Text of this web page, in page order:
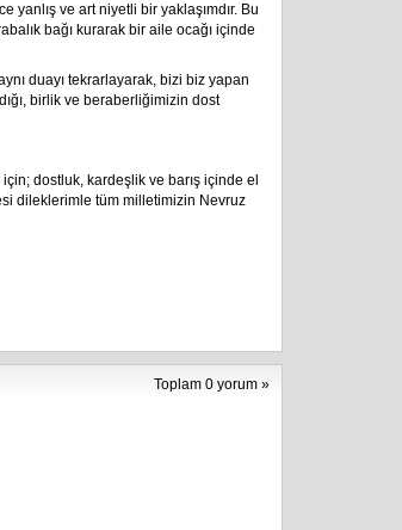
ve art niyetli bir yaklaşımdır. Bu
bağı kurarak bir aile ocağı içinde
duayı tekrarlayarak, bizi biz yapan
birlik ve beraberliğimizin dost
dostluk, kardeşlik ve barış içinde el
dileklerimle tüm milletimizin Nevruz
Toplam 0 yorum »